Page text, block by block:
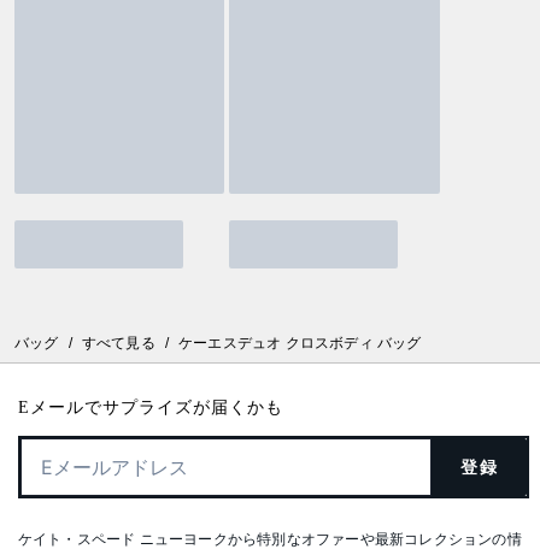
バッグ / すべて見る / ケーエスデュオ クロスボディ バッグ
Eメールでサプライズが届くかも
登録
ケイト・スペード ニューヨークから特別なオファーや最新コレクションの情